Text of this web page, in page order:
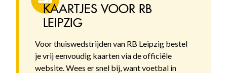
KAARTJES VOOR RB
LEIPZIG
Voor thuiswedstrijden van RB Leipzig bestel
je vrij eenvoudig kaarten via de officiële
website. Wees er snel bij, want voetbal in